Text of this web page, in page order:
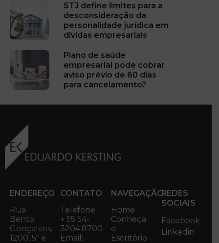
STJ define limites para a
desconsideração da
personalidade jurídica em
dívidas empresariais
Plano de saúde
empresarial pode cobrar
aviso prévio de 60 dias
para cancelamento?
ENDEREÇO
Rua
Bento
Gonçalves,
1200, 5º e
CONTATO
Telefone:
+ 55 54-
3204.8700
Email:
NAVEGAÇÃO
Home
Conheça
o
Escritório
REDES
SOCIAIS
Facebook
Linkedin